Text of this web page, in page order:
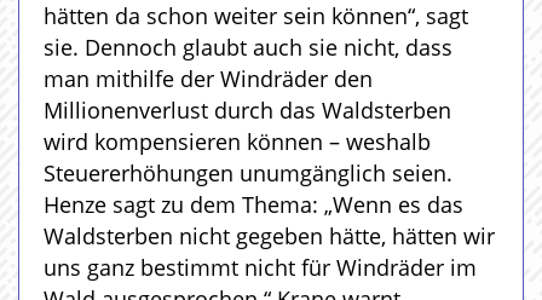
hätten da schon weiter sein können“, sagt
sie. Dennoch glaubt auch sie nicht, dass
man mithilfe der Windräder den
Millionenverlust durch das Waldsterben
wird kompensieren können – weshalb
Steuererhöhungen unumgänglich seien.
Henze sagt zu dem Thema: „Wenn es das
Waldsterben nicht gegeben hätte, hätten wir
uns ganz bestimmt nicht für Windräder im